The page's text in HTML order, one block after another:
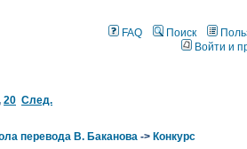
FAQ Поиск
Войти и
20 След.
перевода В. Баканова -> Конкурс